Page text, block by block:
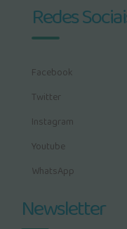
Redes
Facebook
Twitter
Instagram
Youtube
WhatsApp
Newsletter